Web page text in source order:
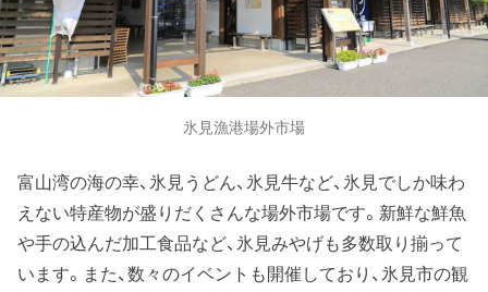
氷見漁港場外市場
富山湾の海の幸、氷見うどん、氷見牛など、氷見でしか味わ
えない特産物が盛りだくさんな場外市場です。新鮮な鮮魚
や手の込んだ加工食品など、氷見みやげも多数取り揃って
います。また、数々のイベントも開催しており、氷見市の観